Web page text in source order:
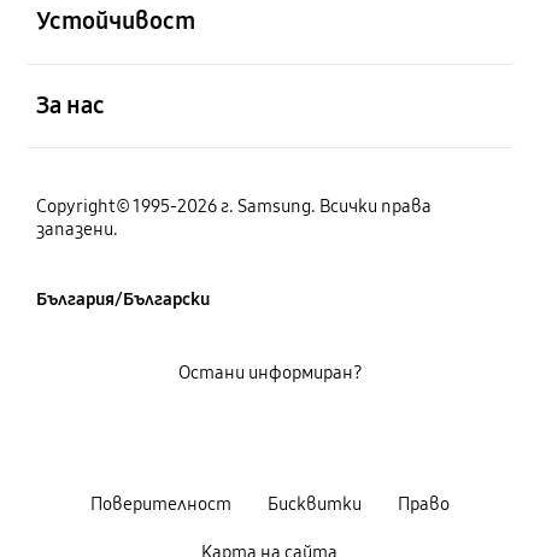
Устойчивост
За нас
Copyright© 1995-2026 г. Samsung. Всички права
запазени.
България/Български
Поверителност Бисквитки Право
Карта на сайта
Остани информиран?